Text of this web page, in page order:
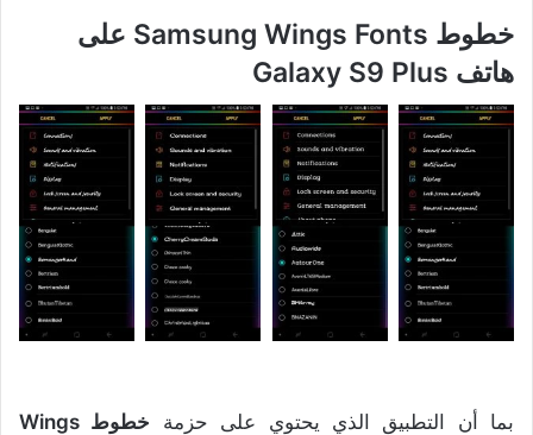
خطوط Samsung Wings Fonts على
هاتف Galaxy S9 Plus
بما أن التطبيق الذي يحتوي على حزمة
خطوط Wings